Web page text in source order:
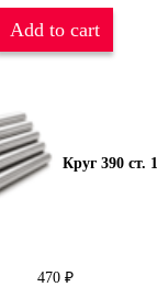
Add to cart
Круг 390 ст.
470 ₽